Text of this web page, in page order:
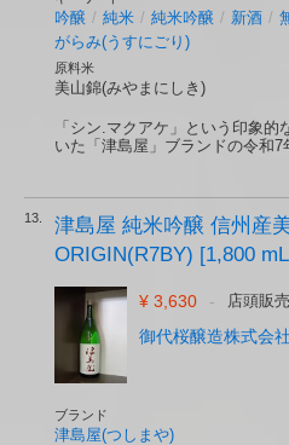
吟醸 / 純米 / 純米吟醸 / 新酒 /
がらみ(うすにごり)
原料米
美山錦(みやまにしき)
「シン.マクアケ」という印象
いた「津島屋」ブランドの令和7
13.
津島屋 純米吟醸 信州産
ORIGIN(R7BY) [1,800
¥ 3,630 - 店頭販売
御代桜醸造株式会社
ブランド
津島屋(つしまや)